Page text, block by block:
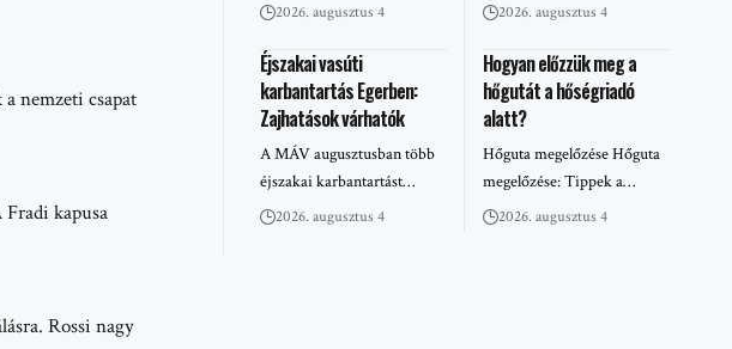
nemzeti csapat
Fradi kapusa
Rossi nagy
2026. augusztus 4 2026. augusztus 4
Éjszakai vasúti
karbantartás Egerben:
Zajhatások várhatók
A MÁV augusztusban több
éjszakai karbantartást…
2026. augusztus 4
Hogyan előzzük meg a
hőgutát a hőségriadó
alatt?
Hőguta megelőzése Hőguta
megelőzése: Tippek a…
2026. augusztus 4